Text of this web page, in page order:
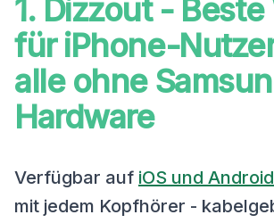
1. Dizzout - Beste
für iPhone-
alle ohne
Hardware
Verfügbar auf iOS und Android
mit jedem Kopfhörer -